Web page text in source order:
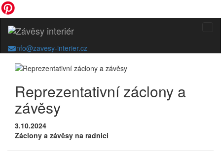
info@zavesy-interier.cz
Reprezentativní záclony a
závěsy
3.10.2024
Záclony a závěsy na radnici